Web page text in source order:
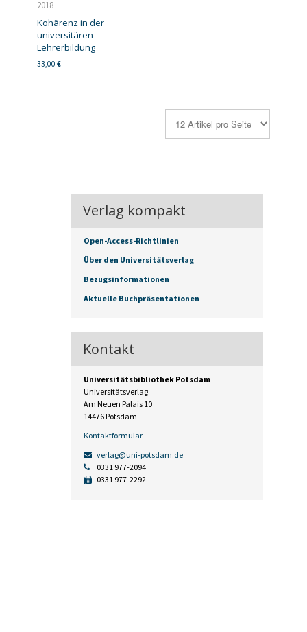
2018
Kohärenz in der
universitären
Lehrerbildung
33,00 €
Verlag kompakt
Open-Access-Richtlinien
Über den Universitätsverlag
Bezugsinformationen
Aktuelle Buchpräsentationen
Kontakt
Universitätsbibliothek Potsdam
Universitätsverlag
Am Neuen Palais 10
14476 Potsdam
Kontaktformular
verlag@uni-potsdam.de
0331 977-2094
0331 977-2292